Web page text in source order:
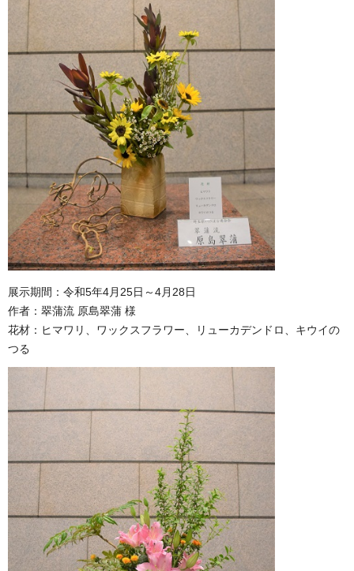
展示期間：令和5年4月25日～4月28日
作者：翠蒲流 原島翠蒲 様
花材：ヒマワリ、ワックスフラワー、リューカデンドロ、キウイの
つる